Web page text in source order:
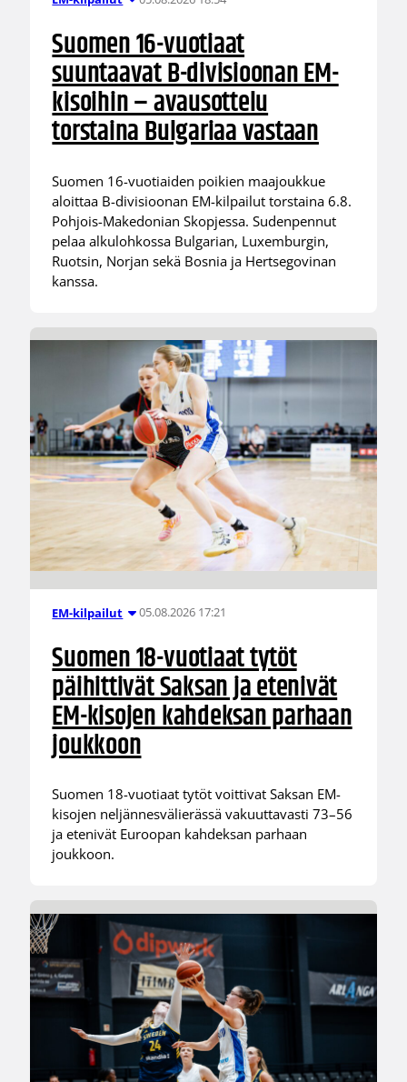
Suomen 16-vuotiaat
suuntaavat B-divisioonan EM-
kisoihin – avausottelu
torstaina Bulgariaa vastaan
Suomen 16-vuotiaiden poikien maajoukkue
aloittaa B-divisioonan EM-kilpailut torstaina 6.8.
Pohjois-Makedonian Skopjessa. Sudenpennut
pelaa alkulohkossa Bulgarian, Luxemburgin,
Ruotsin, Norjan sekä Bosnia ja Hertsegovinan
kanssa.
EM-kilpailut 05.08.2026 17:21
Suomen 18-vuotiaat tytöt
päihittivät Saksan ja etenivät
EM-kisojen kahdeksan parhaan
joukkoon
Suomen 18-vuotiaat tytöt voittivat Saksan EM-
kisojen neljännesvälierässä vakuuttavasti 73–56
ja etenivät Euroopan kahdeksan parhaan
joukkoon.